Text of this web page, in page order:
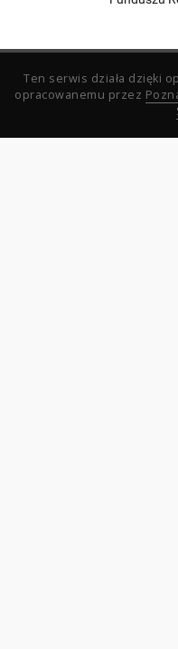
Ten serwis działa dzięki
opracowanemu przez